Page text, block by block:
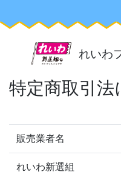
れいわ
特定商取引
販売業者名
れいわ新選組